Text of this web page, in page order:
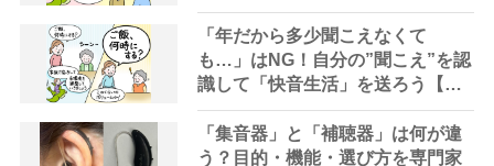
た補聴器に辿り着くまでのストー
リー【専門家が教える難聴対策
Vol.32】
「年だから多少聞こえなくて
も…」はNG！自分の”聞こえ”を認
識して「快音生活」を送ろう【専
門家が教える難聴対策Vol.31】
「集音器」と「補聴器」は何が違
う？目的・機能・選び方を専門家